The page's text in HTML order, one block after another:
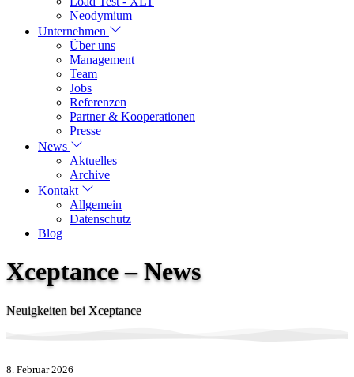
Neodymium
Unternehmen
Über uns
Management
Team
Jobs
Referenzen
Partner & Kooperationen
Presse
News
Aktuelles
Archive
Kontakt
Allgemein
Datenschutz
Blog
Xceptance – News
Neuigkeiten bei Xceptance
8. Februar 2026